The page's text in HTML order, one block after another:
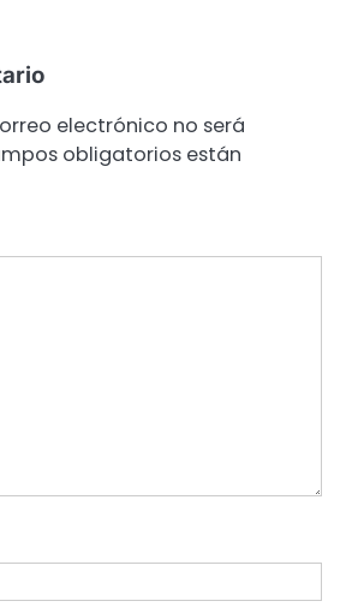
electrónico no será
obligatorios están